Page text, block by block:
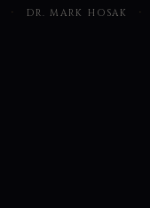
· DR. MARK HOSAK ·